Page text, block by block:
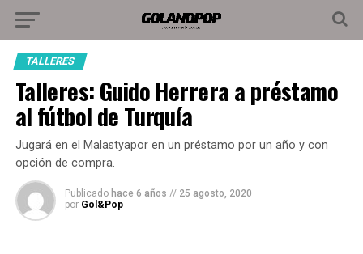
TALLERES
Talleres: Guido Herrera a préstamo
al fútbol de Turquía
Jugará en el Malastyapor en un préstamo por un año y con
opción de compra.
Publicado hace 6 años // 25 agosto, 2020
por Gol&Pop